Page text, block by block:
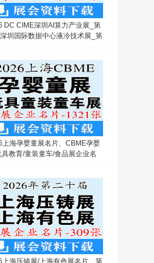
DC CIME深圳AI算力产业展_第
圳国际数据中心液冷技术展_第
上海孕婴童展名片、CBME孕婴
具教育/童装童车/食品展企业名
上海压铸展/上海有色展名片、第